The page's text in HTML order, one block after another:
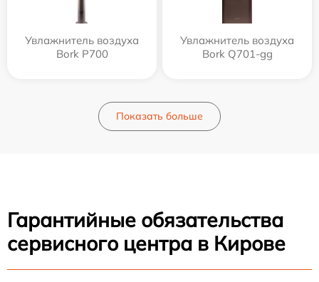
Увлажнитель воздуха
Bork P700
Увлажнитель воздуха
Bork Q701-gg
Показать больше
Гарантийные обязательства
сервисного центра в Кирове